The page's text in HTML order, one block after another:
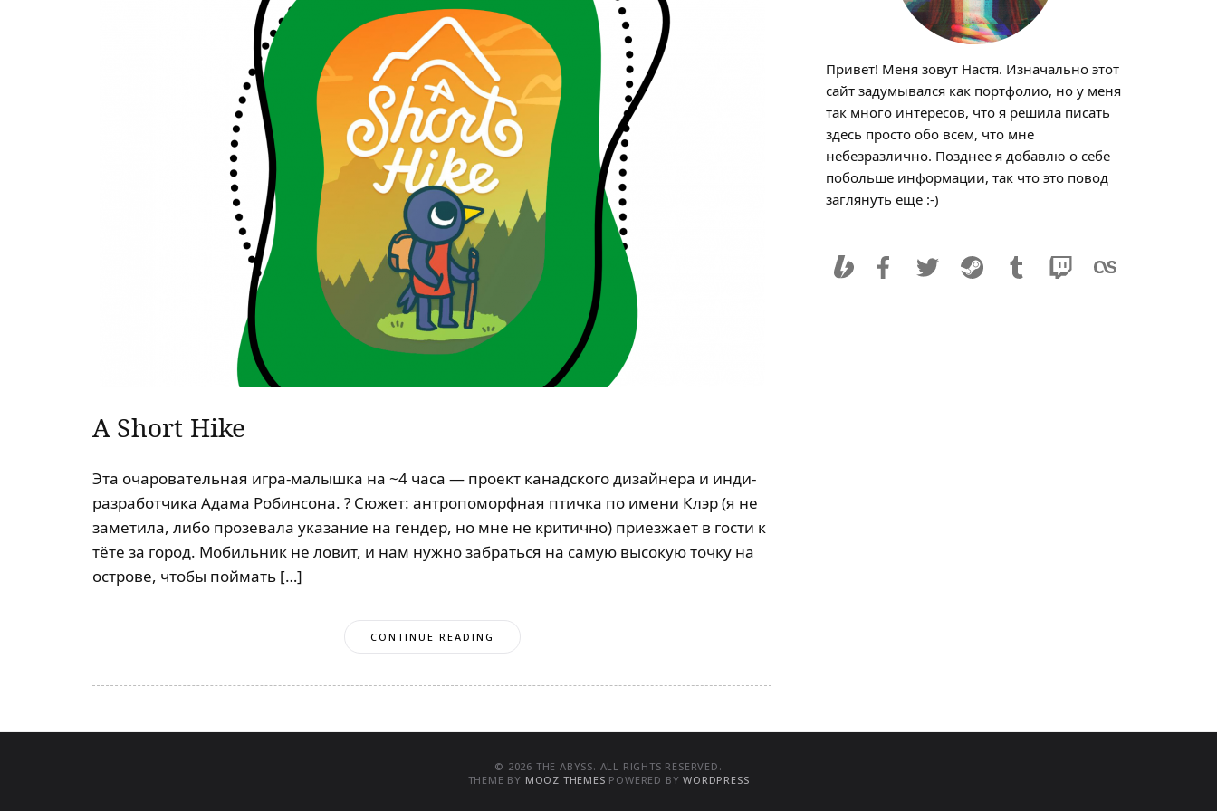
A Short Hike
Эта очаровательная игра-малышка на ~4 часа — проект канадского дизайнера и инди-
разработчика Адама Робинсона. ? Сюжет: антропоморфная птичка по имени Клэр (я не
заметила, либо прозевала указание на гендер, но мне не критично) приезжает в гости к
тёте за город. Мобильник не ловит, и нам нужно забраться на самую высокую точку на
острове, чтобы поймать […]
CONTINUE READING
Привет! Меня зовут Настя. Изначально этот
сайт задумывался как портфолио, но у меня
так много интересов, что я решила писать
здесь просто обо всем, что мне
небезразлично. Позднее я добавлю о себе
побольше информации, так что это повод
заглянуть еще :-)
© 2026 THE ABYSS. ALL RIGHTS RESERVED.
THEME BY MOOZ THEMES POWERED BYWORDPRESS